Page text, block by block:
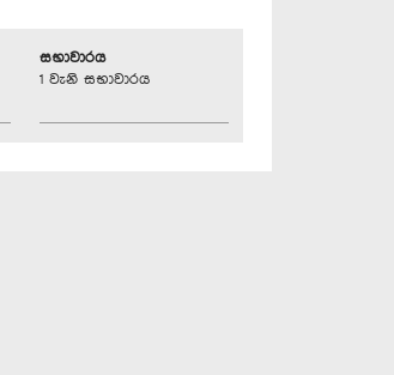
සභාවාරය
1 වැනි සභාවාරය